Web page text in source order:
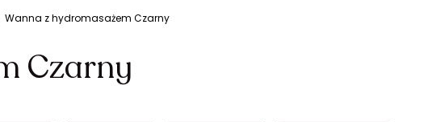
Wanna z hydromasażem Czarny
Czarny